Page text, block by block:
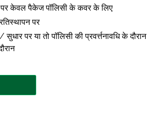
केवल पैकेज पॉलिसी के कवर के लिए
पर
सुधार पर या तो पॉलिसी की प्रवर्त्तनावधि के दौरान